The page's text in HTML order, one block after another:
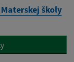
školy